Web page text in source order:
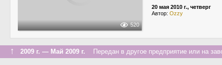
520
20 мая 2010 г., четверг
Автор: Ozzy
↑ 2009 г. — Май 2009 г. Передан в другое предприятие или на